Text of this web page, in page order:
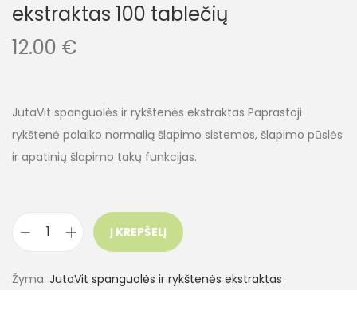
ekstraktas 100 tablečių
12.00 €
JutaVit spanguolės ir rykštenės ekstraktas Paprastoji
rykštenė palaiko normalią šlapimo sistemos, šlapimo pūslės
ir apatinių šlapimo takų funkcijas.
Į KREPŠELĮ
Žyma: JutaVit spanguolės ir rykštenės ekstraktas